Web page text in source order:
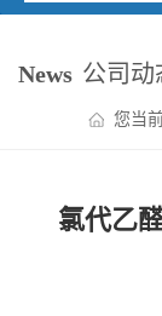
News 公司动
您当
氯代乙